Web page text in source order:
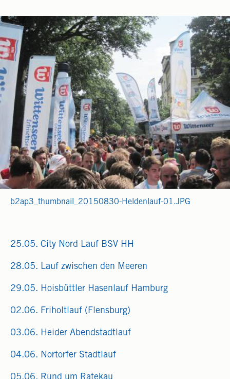
b2ap3_thumbnail_20150830-Heldenlauf-01.JPG
25.05. City Nord Lauf BSV HH
28.05. Lauf zwischen den Meeren
29.05. Hoisbüttler Hasenlauf Hamburg
02.06. Friholtlauf (Flensburg)
03.06. Heider Abendstadtlauf
04.06. Nortorfer Stadtlauf